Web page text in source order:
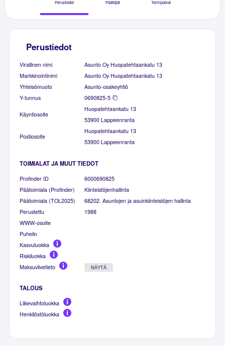
Perustiedot Päättäjät Toimipaikat
Perustiedot
Virallinen nimi
Asunto Oy Huopatehtaankatu 13
Markkinointinimi
Asunto Oy Huopatehtaankatu 13
Yhteisömuoto
Asunto-osakeyhtiö
Y-tunnus
0690825-5
Käyntiosoite
Huopatehtaankatu 13
53900 Lappeenranta
Postiosoite
Huopatehtaankatu 13
53900 Lappeenranta
TOIMIALAT JA MUUT TIEDOT
Profinder ID
6000690825
Päätoimiala (Profinder)
Kiinteistöjenhallinta
Päätoimiala (TOL2025)
68202. Asuntojen ja asuinkiinteistöjen hallinta
Perustettu
1988
WWW-osoite
Puhelin
Kasvuluokka
Riskiluokka
Maksuviivetieto
NÄYTÄ
TALOUS
Liikevaihtoluokka
Henkilöstöluokka